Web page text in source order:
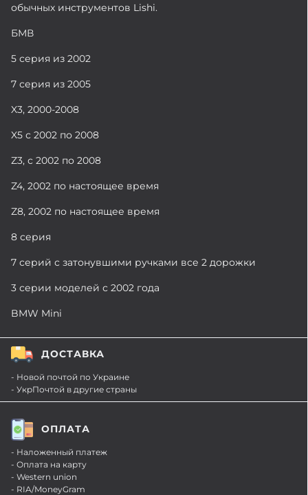
обычных инструментов Lishi.
БМВ
5 серия из 2002
7 серия из 2005
X3, 2000-2008
X5 с 2002 по 2008
Z3, с 2002 по 2008
Z4, 2002 по настоящее время
Z8, 2002 по настоящее время
8 серия
7 серий с затонувшими ручками все 2 дорожки
3 серии моделей с 2002 года
BMW Mini
ДОСТАВКА
- Новой почтой по Украине
- УкрПочтой в другие страны
ОПЛАТА
- Наложенный платеж
- Оплата на карту
- Western union
- RIA/MoneyGram